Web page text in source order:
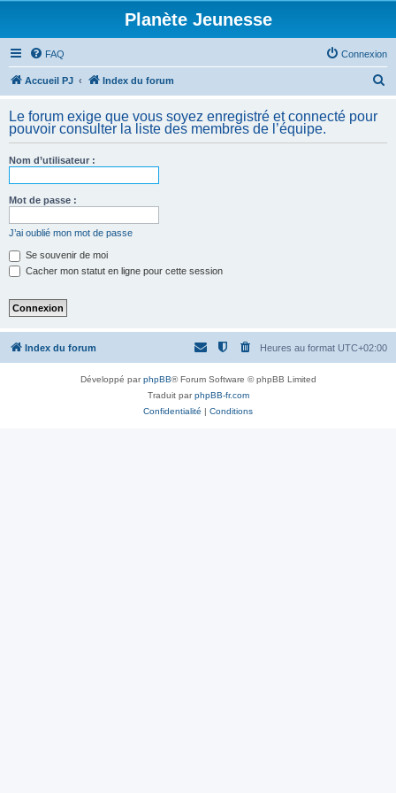
Planète Jeunesse
FAQ Connexion
Accueil PJ Index du forum
h
Le forum exige que vous soyez enregistré et connecté pour
pouvoir consulter la liste des membres de l’équipe.
Nom d’utilisateur :
Mot de passe :
J’ai oublié mon mot de passe
Se souvenir de moi
Cacher mon statut en ligne pour cette session
Index du forum Heures au format UTC+02:00
Développé parphpBB® Forum Software © phpBB Limited
Traduit parphpBB-fr.com
Confidentialité | Conditions